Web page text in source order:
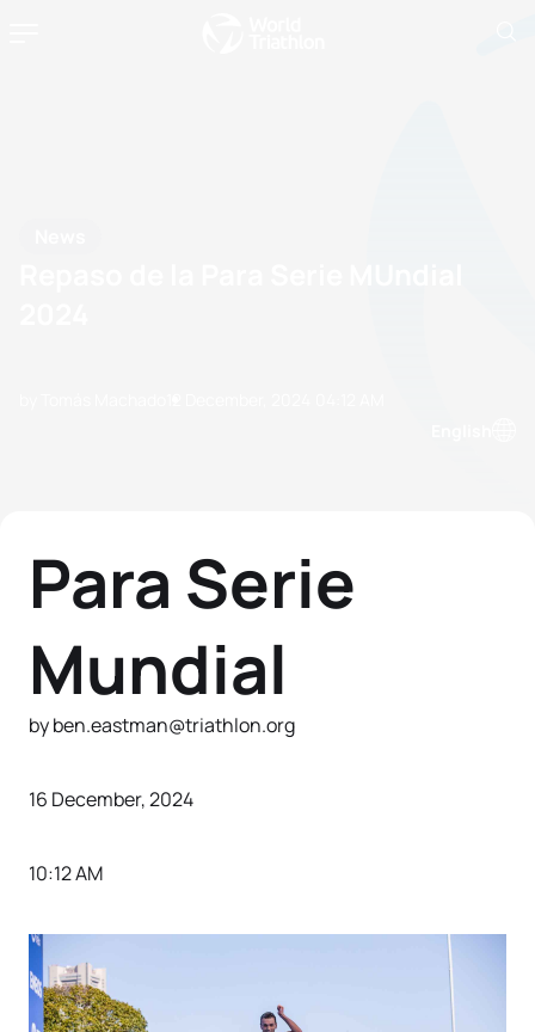
Para Serie
Mundial
by ben.eastman@triathlon.org
16 December, 2024
10:12 AM